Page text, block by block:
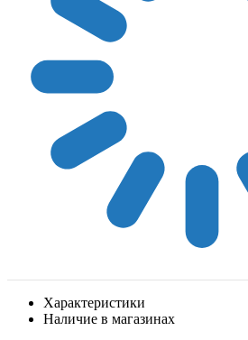
Характеристики
Наличие в магазинах